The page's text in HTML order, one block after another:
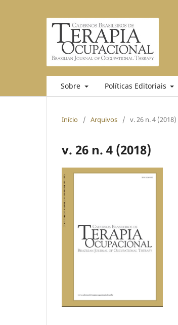
Sobre Políticas Editoriais
Início / Arquivos / v. 26 n. 4 (2018)
v. 26 n. 4 (2018)